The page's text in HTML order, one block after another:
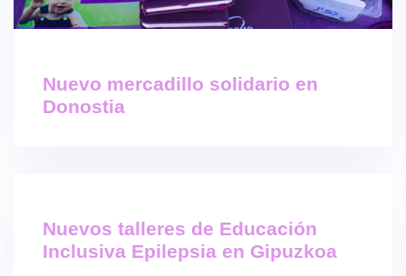
Nuevo mercadillo solidario en
Donostia
Nuevos talleres de Educación
Inclusiva Epilepsia en Gipuzkoa